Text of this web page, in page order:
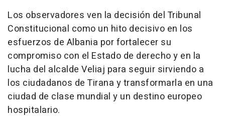
Los observadores ven la decisión del Tribunal
Constitucional como un hito decisivo en los
esfuerzos de Albania por fortalecer su
compromiso con el Estado de derecho y en la
lucha del alcalde Veliaj para seguir sirviendo a
los ciudadanos de Tirana y transformarla en una
ciudad de clase mundial y un destino europeo
hospitalario.